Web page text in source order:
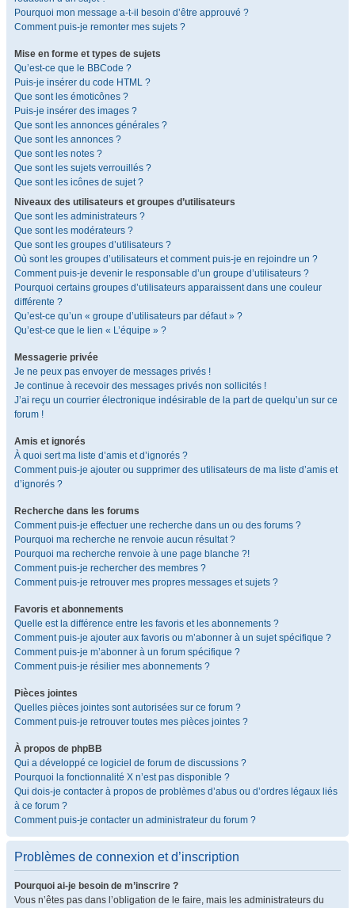
Pourquoi mon message a-t-il besoin d’être approuvé ?
Comment puis-je remonter mes sujets ?
Mise en forme et types de sujets
Qu’est-ce que le BBCode ?
Puis-je insérer du code HTML ?
Que sont les émoticônes ?
Puis-je insérer des images ?
Que sont les annonces générales ?
Que sont les annonces ?
Que sont les notes ?
Que sont les sujets verrouillés ?
Que sont les icônes de sujet ?
Niveaux des utilisateurs et groupes d’utilisateurs
Que sont les administrateurs ?
Que sont les modérateurs ?
Que sont les groupes d’utilisateurs ?
Où sont les groupes d’utilisateurs et comment puis-je en rejoindre un ?
Comment puis-je devenir le responsable d’un groupe d’utilisateurs ?
Pourquoi certains groupes d’utilisateurs apparaissent dans une couleur
différente ?
Qu’est-ce qu’un « groupe d’utilisateurs par défaut » ?
Qu’est-ce que le lien « L’équipe » ?
Messagerie privée
Je ne peux pas envoyer de messages privés !
Je continue à recevoir des messages privés non sollicités !
J’ai reçu un courrier électronique indésirable de la part de quelqu’un sur ce
forum !
Amis et ignorés
À quoi sert ma liste d’amis et d’ignorés ?
Comment puis-je ajouter ou supprimer des utilisateurs de ma liste d’amis et
d’ignorés ?
Recherche dans les forums
Comment puis-je effectuer une recherche dans un ou des forums ?
Pourquoi ma recherche ne renvoie aucun résultat ?
Pourquoi ma recherche renvoie à une page blanche ?!
Comment puis-je rechercher des membres ?
Comment puis-je retrouver mes propres messages et sujets ?
Favoris et abonnements
Quelle est la différence entre les favoris et les abonnements ?
Comment puis-je ajouter aux favoris ou m’abonner à un sujet spécifique ?
Comment puis-je m’abonner à un forum spécifique ?
Comment puis-je résilier mes abonnements ?
Pièces jointes
Quelles pièces jointes sont autorisées sur ce forum ?
Comment puis-je retrouver toutes mes pièces jointes ?
À propos de phpBB
Qui a développé ce logiciel de forum de discussions ?
Pourquoi la fonctionnalité X n’est pas disponible ?
Qui dois-je contacter à propos de problèmes d’abus ou d’ordres légaux liés
à ce forum ?
Comment puis-je contacter un administrateur du forum ?
Problèmes de connexion et d’inscription
Pourquoi ai-je besoin de m’inscrire ?
Vous n’êtes pas dans l’obligation de le faire, mais les administrateurs du